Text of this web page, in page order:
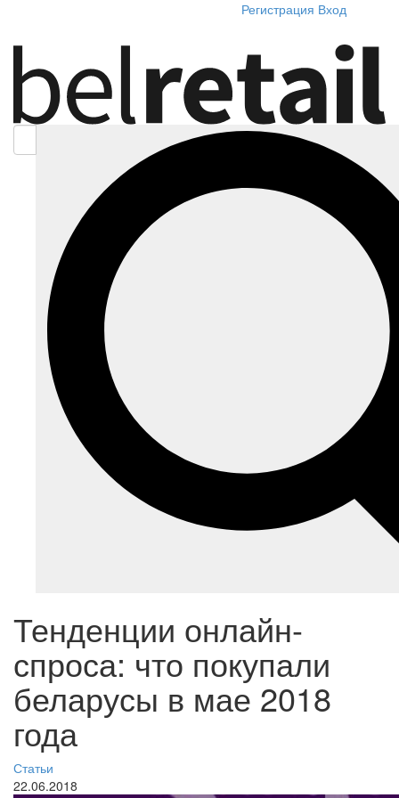
Регистрация Вход
Тенденции онлайн-
спроса: что покупали
беларусы в мае 2018
года
Статьи
22.06.2018